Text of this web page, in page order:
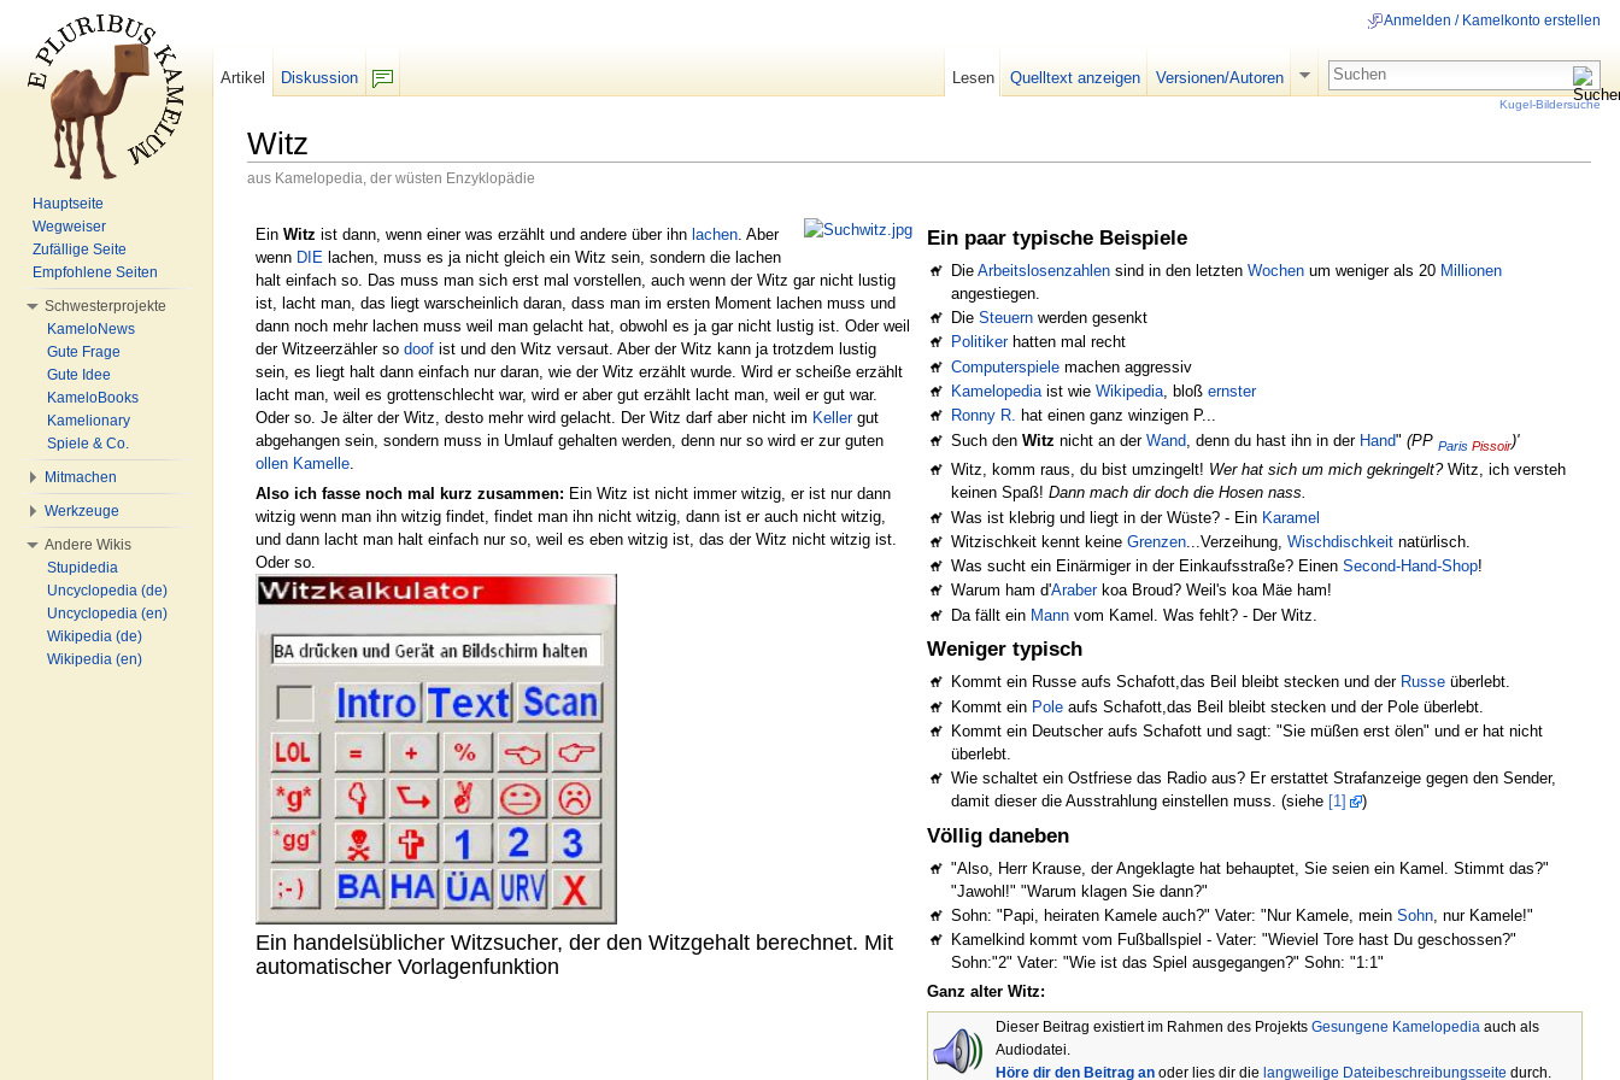
Witz
aus Kamelopedia, der wüsten Enzyklopädie
Ein Witz ist dann, wenn einer was erzählt und andere über ihn lachen . Aber
wenn DIE lachen, muss es ja nicht gleich ein Witz sein, sondern die lachen
halt einfach so. Das muss man sich erst mal vorstellen, auch wenn der Witz gar nicht lustig
ist, lacht man, das liegt warscheinlich daran, dass man im ersten Moment lachen muss und
dann noch mehr lachen muss weil man gelacht hat, obwohl es ja gar nicht lustig ist. Oder weil
der Witzeerzähler so doof ist und den Witz versaut. Aber der Witz kann ja trotzdem lustig
sein, es liegt halt dann einfach nur daran, wie der Witz erzählt wurde. Wird er scheiße erzählt
lacht man, weil es grottenschlecht war, wird er aber gut erzählt lacht man, weil er gut war.
Oder so. Je älter der Witz, desto mehr wird gelacht. Der Witz darf aber nicht im Kellergut
abgehangen sein, sondern muss in Umlauf gehalten werden, denn nur so wird er zur guten
ollen Kamelle
Also ich fasse noch mal kurz zusammen: Ein Witz ist nicht immer witzig, er ist nur dann
witzig wenn man ihn witzig findet, findet man ihn nicht witzig, dann ist er auch nicht witzig,
und dann lacht man halt einfach nur so, weil es eben witzig ist, das der Witz nicht witzig ist.
Oder so.
Ein handelsüblicher Witzsucher, der den Witzgehalt berechnet. Mit
automatischer Vorlagenfunktion
Ein paar typische Beispiele
DieArbeitslosenzahlen sind in den letztenWochen um weniger als 20 Millionen
angestiegen.
DieSteuern werden gesenkt
Politikerhatten mal recht
Computerspiele machen aggressiv
Kamelopediaist wieWikipedia, bloßernster
Ronny R. hat einen ganz winzigen P...
Such denWitz nicht an derWand , denn du hast ihn in der Hand"(PP Paris Pissoir)'
Witz, komm raus, du bist umzingelt! Wer hat sich um mich gekringelt?Witz, ich versteh
keinen Spaß!Dann mach dir doch die Hosen nass.
Was ist klebrig und liegt in der Wüste? - Ein Karamel
Witzischkeit kennt keineGrenzen ...Verzeihung,Wischdischkeit natürlisch.
Was sucht ein Einärmiger in der Einkaufsstraße? EinenSecond-Hand-Shop!
Warum ham d'Araberkoa Broud? Weil's koa Mäe ham!
Da fällt ein Mann vom Kamel. Was fehlt? - Der Witz.
Weniger typisch
Kommt ein Russe aufs Schafott,das Beil bleibt stecken und der Russe überlebt.
Kommt ein Pole aufs Schafott,das Beil bleibt stecken und der Pole überlebt.
Kommt ein Deutscher aufs Schafott und sagt: "Sie müßen erst ölen" und er hat nicht
überlebt.
Wie schaltet ein Ostfriese das Radio aus? Er erstattet Strafanzeige gegen den Sender,
damit dieser die Ausstrahlung einstellen muss. (siehe [1] )
Völlig daneben
"Also, Herr Krause, der Angeklagte hat behauptet, Sie seien ein Kamel. Stimmt das?"
"Jawohl!" "Warum klagen Sie dann?"
Sohn: "Papi, heiraten Kamele auch?" Vater: "Nur Kamele, meinSohn, nur Kamele!"
Kamelkind kommt vom Fußballspiel - Vater: "Wieviel Tore hast Du geschossen?"
Sohn:"2" Vater: "Wie ist das Spiel ausgegangen?" Sohn: "1:1"
Ganz alter Witz:
Dieser Beitrag existiert im Rahmen des Projekts Gesungene Kamelopedia auch als
Audiodatei.
Höre dir den Beitrag an oder lies dir die langweilige Dateibeschreibungsseite durch.
Anmelden / Kamelkonto erstellen
Artikel
Diskussion
Lesen Quelltext anzeigen Versionen/Autoren
Kugel-Bildersuche
Hauptseite
Wegweiser
Zufällige Seite
Empfohlene Seiten
Schwesterprojekte
KameloNews
Gute Frage
Gute Idee
KameloBooks
Kamelionary
Spiele & Co.
Mitmachen
Werkzeuge
Andere Wikis
Stupidedia
Uncyclopedia (de)
Uncyclopedia (en)
Wikipedia (de)
Wikipedia (en)